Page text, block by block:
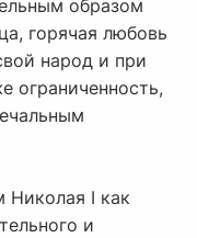
образом
горячая любовь
народ и при
ограниченность,
I как
и